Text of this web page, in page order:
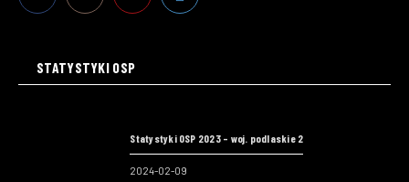
STATYSTYKI OSP
Statystyki OSP 2023 – woj. podlaskie 2
2024-02-09